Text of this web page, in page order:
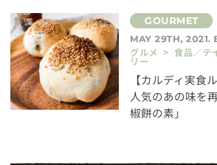
MAY 29TH, 2021.
グルメ > 食品／テ
リー
【カルディ実食
人気のあの味を
椒餅の素」